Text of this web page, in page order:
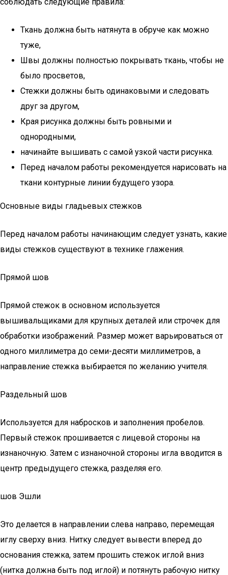
Ткань должна быть натянута в обруче как можно
туже,
Швы должны полностью покрывать ткань, чтобы не
было просветов,
Стежки должны быть одинаковыми и следовать
друг за другом,
Края рисунка должны быть ровными и
однородными,
начинайте вышивать с самой узкой части рисунка.
Перед началом работы рекомендуется нарисовать на
ткани контурные линии будущего узора.
Основные виды гладьевых стежков
Перед началом работы начинающим следует узнать, какие
виды стежков существуют в технике глажения.
Прямой шов
Прямой стежок в основном используется
вышивальщиками для крупных деталей или строчек для
обработки изображений. Размер может варьироваться от
одного миллиметра до семи-десяти миллиметров, а
направление стежка выбирается по желанию учителя.
Раздельный шов
Используется для набросков и заполнения пробелов.
Первый стежок прошивается с лицевой стороны на
изнаночную. Затем с изнаночной стороны игла вводится в
центр предыдущего стежка, разделяя его.
шов Эшли
Это делается в направлении слева направо, перемещая
иглу сверху вниз. Нитку следует вывести вперед до
основания стежка, затем прошить стежок иглой вниз
(нитка должна быть под иглой) и потянуть рабочую нитку